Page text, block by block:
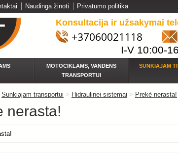
Naudinga žinoti Privatumo politika
Konsultacija ir užsakymai
+37060021118
I-V 10:00-
MOTOCIKLAMS, VANDENS
TRANSPORTUI
SUNKIAJAM
Sunkiajam transportui > Hidraulinei sistemai > Prekė nerasta!
nerasta!